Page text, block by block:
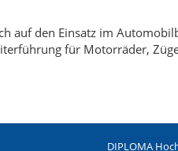
auf den Einsatz im
für Motorräder, Z
DIPLOMA